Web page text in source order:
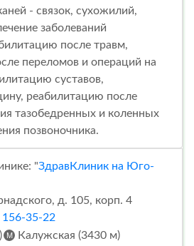
- связок, сухожилий,
заболеваний
после травм,
переломов и операций на
суставов,
реабилитацию после
тазобедренных и коленных
позвоночника.
"ЗдравКлиник на Юго-
д. 105, корп. 4
156-35-22
Калужская (3430 м)